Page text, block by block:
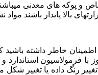
و پوکه های معدنی
بالا پایدار باشند
اطمینان خاطر داشته
فرمولاسیون
رنگ داده یا تغییر شکل